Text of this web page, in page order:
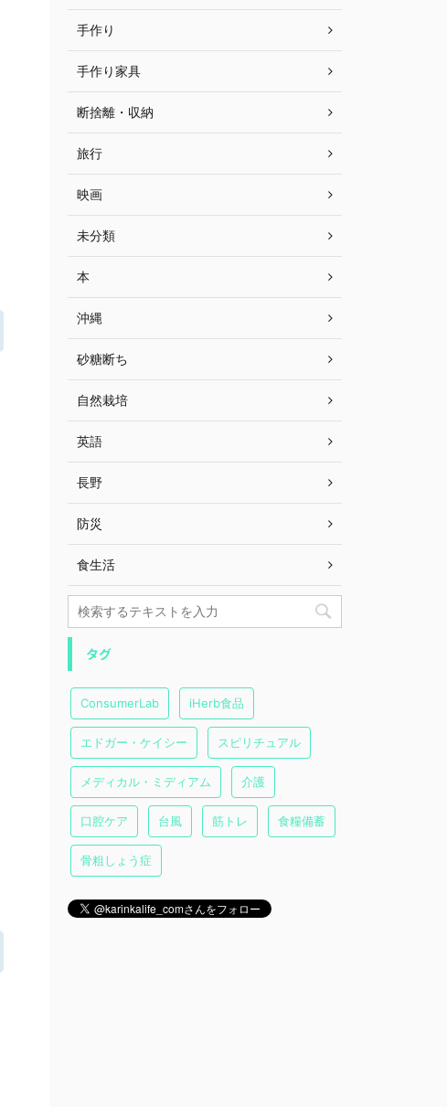
手作り
手作り家具
断捨離・収納
旅行
映画
未分類
本
沖縄
砂糖断ち
自然栽培
英語
長野
防災
食生活
タグ
ConsumerLab iHerb食品
エドガー・ケイシー スピリチュアル
メディカル・ミディアム 介護
口腔ケア 台風 筋トレ 食糧備蓄
骨粗しょう症